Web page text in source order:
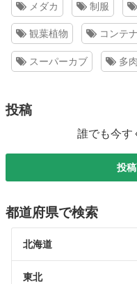
メダカ 制服
観葉植物 コンテ
スーパーカブ 多
投稿
誰でも今す
投
都道府県で検索
北海道
東北